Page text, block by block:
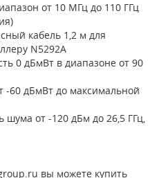
от 10 МГц до 110 ГГц
кабель 1,2 м для
N5292A
0 дБмВт в диапазоне от 90
-60 дБмВт до максимальной
от -120 дБм до 26,5 ГГц,
вы можете купить